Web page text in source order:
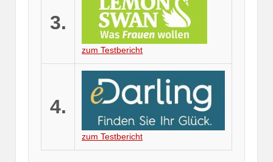
3.
zum Testbericht
4.
zum Testbericht